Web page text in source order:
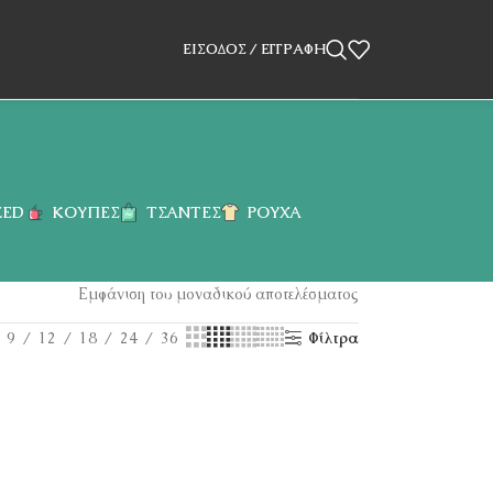
ΕΊΣΟΔΟΣ / ΕΓΓΡΑΦΉ
ΚΟΎΠΕΣ ΤΣΆΝΤΕΣ ΡΟΎΧΑ
Εμφάνιση του μοναδικού αποτελέσματος
9 12 18 24 36 Φίλτρα